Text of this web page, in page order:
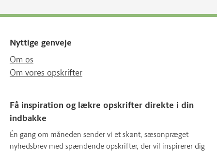
Nyttige genveje
Om os
Om vores opskrifter
Få inspiration og lækre opskrifter direkte i din
indbakke
Én gang om måneden sender vi et skønt, sæsonpræget
nyhedsbrev med spændende opskrifter, der vil inspirerer dig